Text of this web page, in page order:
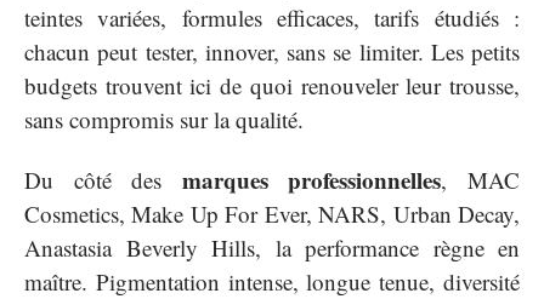
teintes variées, formules efficaces, tarifs étudiés :
chacun peut tester, innover, sans se limiter. Les petits
budgets trouvent ici de quoi renouveler leur trousse,
sans compromis sur la qualité.
Du côté des marques professionnelles, MAC
Cosmetics, Make Up For Ever, NARS, Urban Decay,
Anastasia Beverly Hills, la performance règne en
maître. Pigmentation intense, longue tenue, diversité